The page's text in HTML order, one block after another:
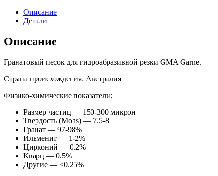
Описание
Детали
Описание
Гранатовый песок для гидроабразивной резки GMA Garnet
Страна происхождения: Австралия
Физико-химические показатели:
Размер частиц — 150-300 микрон
Твердость (Mohs) — 7.5-8
Гранат — 97-98%
Ильменит — 1-2%
Цирконий — 0.2%
Кварц — 0.5%
Другие — <0.25%